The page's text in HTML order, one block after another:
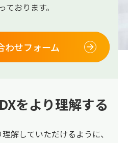
ております。
わせフォーム
をより理解する
解していただけるように、